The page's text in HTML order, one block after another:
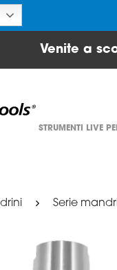
Venite a
STRUMENTI LIVE
Serie